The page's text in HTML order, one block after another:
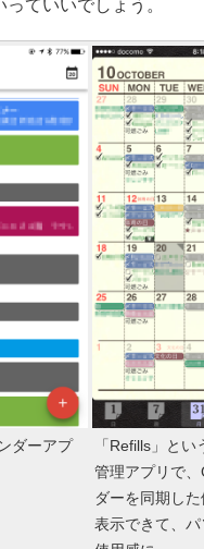
ていいでしょう。
ダーアプ
「Refills」と
管理アプリで
ダーを同期し
表示できて、